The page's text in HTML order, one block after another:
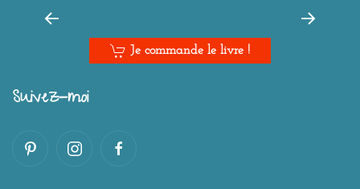
Je commande le livre !
Suivez-moi